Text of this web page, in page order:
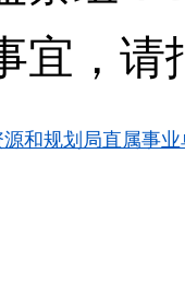
宜，请
和规划局直属事